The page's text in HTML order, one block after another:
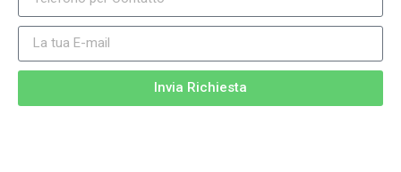
Invia Richiesta